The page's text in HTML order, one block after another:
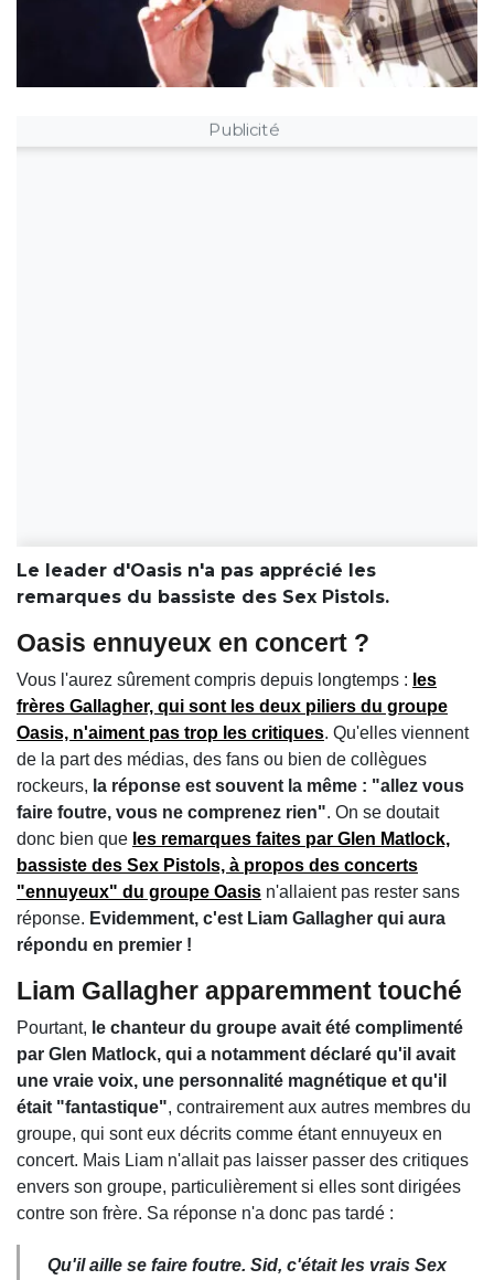
Publicité
Le leader d'Oasis n'a pas apprécié les
remarques du bassiste des Sex Pistols.
Oasis ennuyeux en concert ?
Vous l'aurez sûrement compris depuis longtemps : les
frères Gallagher, qui sont les deux piliers du groupe
Oasis, n'aiment pas trop les critiques. Qu'elles viennent
de la part des médias, des fans ou bien de collègues
rockeurs, la réponse est souvent la même : "allez vous
faire foutre, vous ne comprenez rien". On se doutait
donc bien que les remarques faites par Glen Matlock,
bassiste des Sex Pistols, à propos des concerts
"ennuyeux" du groupe Oasis n'allaient pas rester sans
réponse. Evidemment, c'est Liam Gallagher qui aura
répondu en premier !
Liam Gallagher apparemment touché
Pourtant, le chanteur du groupe avait été complimenté
par Glen Matlock, qui a notamment déclaré qu'il avait
une vraie voix, une personnalité magnétique et qu'il
était "fantastique", contrairement aux autres membres du
groupe, qui sont eux décrits comme étant ennuyeux en
concert. Mais Liam n'allait pas laisser passer des critiques
envers son groupe, particulièrement si elles sont dirigées
contre son frère. Sa réponse n'a donc pas tardé :
Qu'il aille se faire foutre. Sid, c'était les vrais Sex